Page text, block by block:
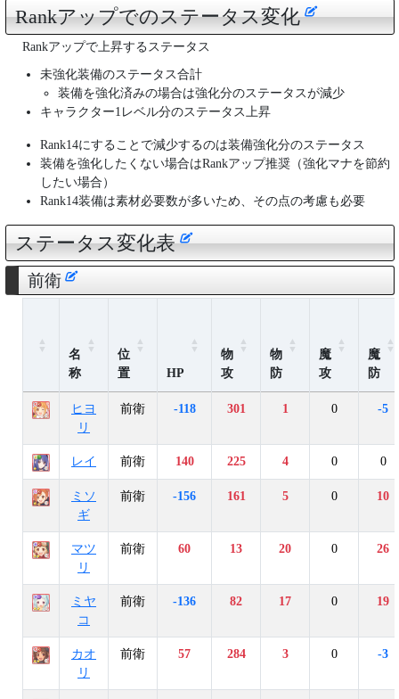
Rankアップでのステータス変化
Rankアップで上昇するステータス
未強化装備のステータス合計
装備を強化済みの場合は強化分のステータスが減少
キャラクター1レベル分のステータス上昇
Rank14にすることで減少するのは装備強化分のステータス
装備を強化したくない場合はRankアップ推奨（強化マナを節約
したい場合）
Rank14装備は素材必要数が多いため、その点の考慮も必要
ステータス変化表
前衛
名
称
位
置
HP
物
攻
物
防
魔
攻
魔
防
ヒヨ
リ
前衛 -118 301 1 0 -5
レイ 前衛 140 225 4 0 0
ミソ
ギ
前衛 -156 161 5 0 10
マツ
リ
前衛 60 13 20 0 26
ミヤ
コ
前衛 -136 82 17 0 19
カオ
リ
前衛 57 284 3 0 -3